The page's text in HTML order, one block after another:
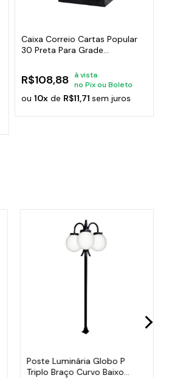
Caixa Correio Cartas Popular
30 Preta Para Grade
R$108,88
à vista
no Pix ou Boleto
ou10x de R$11,71sem juros
Poste Luminária Globo P
Triplo Braço Curvo Baixo